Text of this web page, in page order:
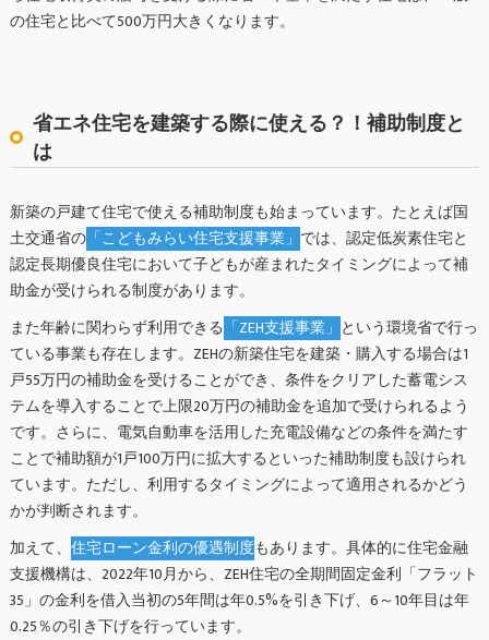
の住宅と比べて500万円大きくなります。
省エネ住宅を建築する際に使える？！補助制度と
は
新築の戸建て住宅で使える補助制度も始まっています。たとえば国
土交通省の「こどもみらい住宅支援事業」 では、認定低炭素住宅と
認定長期優良住宅において子どもが産まれたタイミングによって補
助金が受けられる制度があります。
また年齢に関わらず利用できる 「ZEH支援事業」 という環境省で行っ
ている事業も存在します。ZEHの新築住宅を建築・購入する場合は1
戸55万円の補助金を受けることができ、条件をクリアした蓄電シス
テムを導入することで上限20万円の補助金を追加で受けられるよう
です。さらに、電気自動車を活用した充電設備などの条件を満たす
ことで補助額が1戸100万円に拡大するといった補助制度も設けられ
ています。ただし、利用するタイミングによって適用されるかどう
かが判断されます。
加えて、 住宅ローン金利の優遇制度もあります。具体的に住宅金融
支援機構は、2022年10月から、ZEH住宅の全期間固定金利「フラット
35」の金利を借入当初の5年間は年0.5%を引き下げ、6～10年目は年
0.25％の引き下げを行っています。